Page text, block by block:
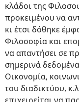
κλάδοι της
προκειμένου να
κι έτσι δόθηκε
Φιλοσοφία και
να απαντήσει σε
σημερινά
Οικονομία,
του διαδικτύου,